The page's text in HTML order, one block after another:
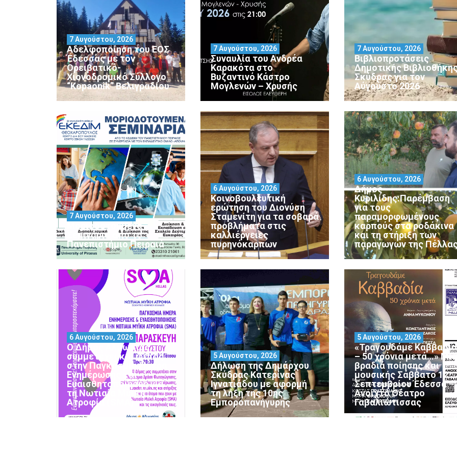
Αδελφοποίηση του ΕΟΣ
Έδεσσας με τον
Ορειβατικό-
Χιονοδρομικό Σύλλογο
“Kopaonik” Βελιγραδίου
7 Αυγούστου, 2026
Συναυλία του Ανδρέα
Καρακότα στο
Βυζαντινό Κάστρο
Μογλενών – Χρυσής
7 Αυγούστου, 2026
Βιβλιοπροτάσεις
Δημοτικής
Σκύδρας για τον
Αύγούστο 2026
7 Αυγούστου, 2026
Μοριοδοτούμενα
Σεμινάρια από το
Πανεπιστήμιο Πειραιά
7 Αυγούστου, 2026
Κοινοβουλευτική
ερώτηση του Διονύση
Σταμενίτη για τα σοβαρά
προβλήματα στις
καλλιέργειες
πυρηνόκαρπων
6 Αυγούστου, 2026
Δήμος
Κυριλίδης:Παρέμβαση
για τους
παραμορφωμένους
καρπούς στα ροδάκινα
και τη στήριξη των
παραγωγών της
6 Αυγούστου, 2026
Ο Δήμος Αλμωπίας
συμμετέχει και φέτος
στην Παγκόσμια Ημέρα
Ενημέρωσης και
Ευαισθητοποίησης για
τη Νωτιαία Μυϊκή
Ατροφία (SMA)
6 Αυγούστου, 2026
Δήλωση της Δημάρχου
Σκύδρας Κατερίνας
Ιγνατιάδου με αφορμή
τη λήξη της 10ης
Εμποροπανήγυρης
5 Αυγούστου, 2026
«Τραγουδάμε Καββαδία
– 50 χρόνια μετά…» Μια
βραδιά ποίησης και
μουσικής Σάββατο 12
Σεπτεμβρίου Έδεσσα –
Ανοιχτό Θέατρο
Γαβαλιώτισσας
5 Αυγούστου, 2026